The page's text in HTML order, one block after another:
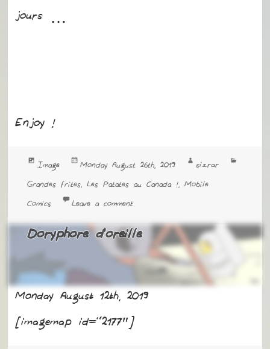
jours …
Enjoy !
Format
Image
Posted
on
Monday August 26th, 2019 Author
sizrar
Grandes frites,Les Patates au Canada !,Mobile
Comics
Leave a commenton Courageuse… mais pas
Doryphore d’oreille
Monday August 12th, 2019
[imagemap id=”2177″]